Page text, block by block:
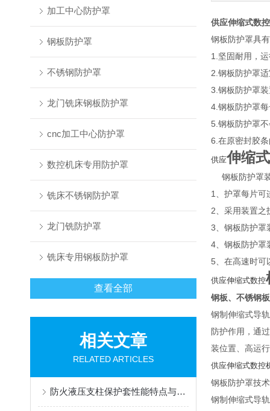
加工中心防护罩
钢板防护罩
不锈钢防护罩
龙门铣床钢板防护罩
cnc加工中心防护罩
数控机床专用防护罩
铣床不锈钢防护罩
龙门铣防护罩
铣床专用钢板防护罩
查看全部
相关文章
RELATED ARTICLES
防火液压支柱保护套性能特点与阻燃防护应用
供应伸缩式数
钢板防护罩具
1.坚固耐用，
2.钢板防护罩
3.钢板防护罩
4.钢板防护罩
5.钢板防护罩
6.在原密封胶
供应伸缩
钢板防护罩
1、护罩每片可
2、采用装置之
3、钢板防护罩
4、钢板防护罩
5、在高速时可
供应伸缩式数控
钢板、不锈钢
钢制伸缩式导
防护作用，通
装位置、高运
供应伸缩式数控
钢板防护罩技
钢制伸缩式导